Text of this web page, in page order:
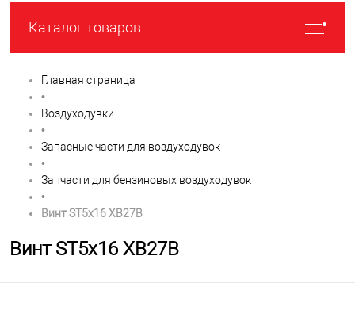
Каталог товаров
Главная страница
•
Воздуходувки
•
Запасные части для воздуходувок
•
Запчасти для бензиновых воздуходувок
•
Винт ST5x16 XB27B
Винт ST5x16 XB27B